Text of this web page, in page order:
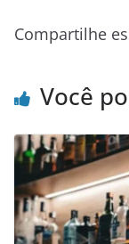
Compartilhe
Você